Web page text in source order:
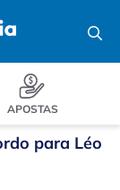
APOSTAS
para Léo